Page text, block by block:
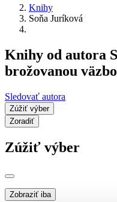
Knihy
Soňa Juríková
Knihy od autora
brožovanou
Sledovať autora
Zúžiť výber
Zoradiť
Zúžiť výber
Zobraziť iba